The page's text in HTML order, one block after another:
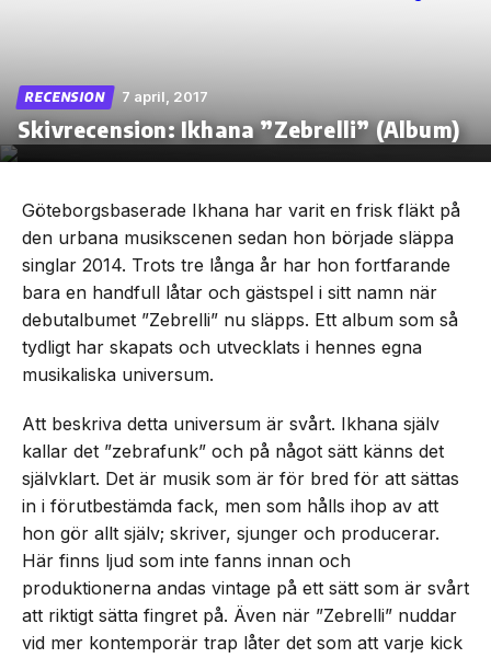
Skip
the
RECENSION 7 april, 2017
Skivrecension: Ikhana ”Zebrelli” (Album)
Göteborgsbaserade Ikhana har varit en frisk fläkt på
den urbana musikscenen sedan hon började släppa
singlar 2014. Trots tre långa år har hon fortfarande
bara en handfull låtar och gästspel i sitt namn när
debutalbumet ”Zebrelli” nu släpps. Ett album som så
tydligt har skapats och utvecklats i hennes egna
musikaliska universum.
Att beskriva detta universum är svårt. Ikhana själv
kallar det ”zebrafunk” och på något sätt känns det
självklart. Det är musik som är för bred för att sättas
in i förutbestämda fack, men som hålls ihop av att
hon gör allt själv; skriver, sjunger och producerar.
Här finns ljud som inte fanns innan och
produktionerna andas vintage på ett sätt som är svårt
att riktigt sätta fingret på. Även när ”Zebrelli” nuddar
vid mer kontemporär trap låter det som att varje kick